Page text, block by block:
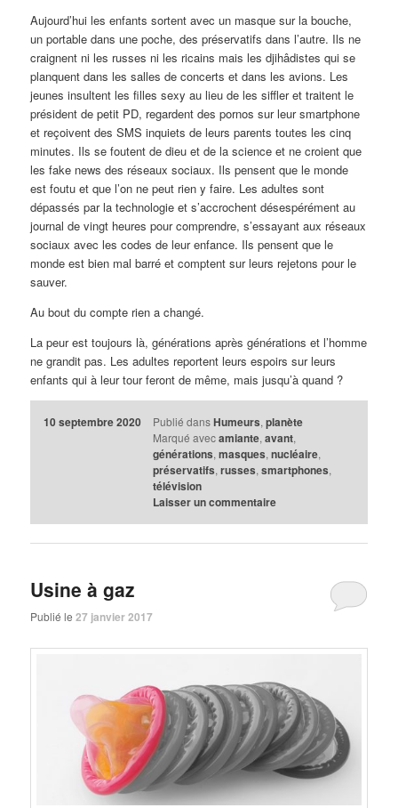
Aujourd’hui les enfants sortent avec un masque sur la bouche,
un portable dans une poche, des préservatifs dans l’autre. Ils ne
craignent ni les russes ni les ricains mais les djihâdistes qui se
planquent dans les salles de concerts et dans les avions. Les
jeunes insultent les filles sexy au lieu de les siffler et traitent le
président de petit PD, regardent des pornos sur leur smartphone
et reçoivent des SMS inquiets de leurs parents toutes les cinq
minutes. Ils se foutent de dieu et de la science et ne croient que
les fake news des réseaux sociaux. Ils pensent que le monde
est foutu et que l’on ne peut rien y faire. Les adultes sont
dépassés par la technologie et s’accrochent désespérément au
journal de vingt heures pour comprendre, s’essayant aux réseaux
sociaux avec les codes de leur enfance. Ils pensent que le
monde est bien mal barré et comptent sur leurs rejetons pour le
sauver.
Au bout du compte rien a changé.
La peur est toujours là, générations après générations et l’homme
ne grandit pas. Les adultes reportent leurs espoirs sur leurs
enfants qui à leur tour feront de même, mais jusqu’à quand ?
10 septembre 2020 Publié dans Humeurs, planète
Marqué avec amiante, avant,
générations, masques, nucléaire,
préservatifs, russes, smartphones,
télévision
Laisser un commentaire
Usine à gaz
Publié le27 janvier 2017